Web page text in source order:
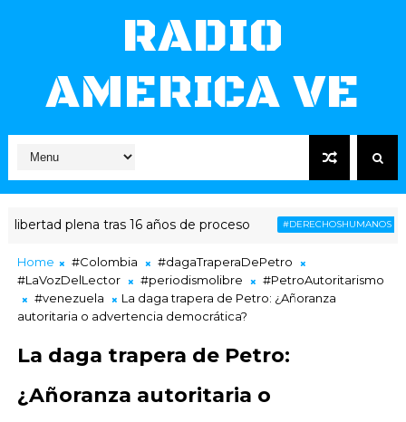
RADIO
AMERICA VE
plena tras 16 años de proceso #DERECHOSHUMANOS La
Home #Colombia
#dagaTraperaDePetro
#LaVozDelLector
#periodismolibre
#PetroAutoritarismo
#venezuela
La daga trapera de Petro: ¿Añoranza
autoritaria o advertencia democrática?
La daga trapera de Petro:
¿Añoranza autoritaria o